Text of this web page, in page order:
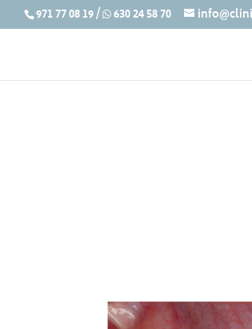
971 77 08 19/ 630 24 58 70